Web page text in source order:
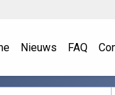
Nieuws FAQ